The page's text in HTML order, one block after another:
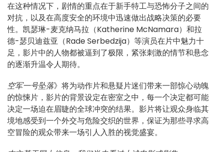
在这种情况下，剧情的重点在于新手特工与恐怖分子之间的
对抗，以及在高度安全的环境中迅速做出战略决策的必要
性。凯瑟琳-麦克纳马拉（Katherine McNamara）和拉
德-瑟贝迪兹亚（Rade Serbedzija）等演员在片中魅力十
足，影片中的人物都被逼到了极限，紧张刺激的情节和悬念
的逐渐升温令人期待。
空军一号坠落》将为动作片和悬疑片迷们带来一部惊心动魄
的惊悚片，影片的背景设定在密室之中，每一个决定都可能
决定一场迫在眉睫的全球冲突的结果。影片将让观众身临其
境地感受到一个外交与危险交织的世界，保证为那些寻求高
空冒险的观众带来一场引人入胜的视觉盛宴。